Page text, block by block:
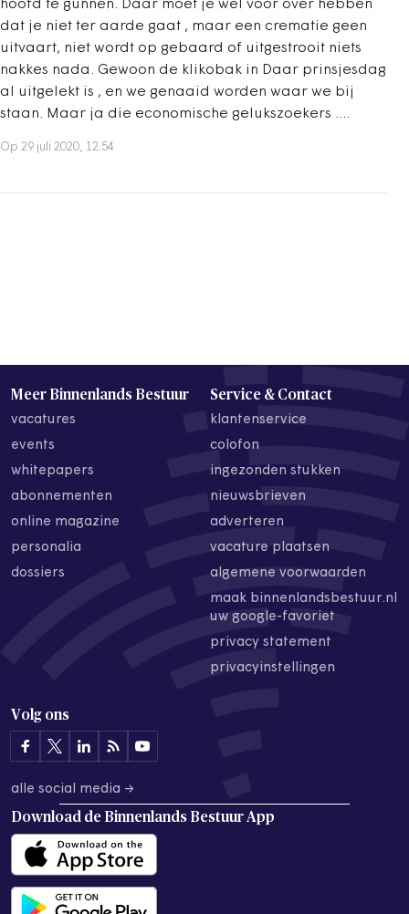
hoofd te gunnen. Daar moet je wel voor over hebben
dat je niet ter aarde gaat , maar een crematie geen
uitvaart, niet wordt op gebaard of uitgestrooit niets
nakkes nada. Gewoon de klikobak in Daar prinsjesdag
al uitgelekt is , en we genaaid worden waar we bij
staan. Maar ja die economische gelukszoekers ....
Op 29 juli 2020, 12:54
Meer Binnenlands Bestuur
vacatures
events
whitepapers
abonnementen
online magazine
personalia
dossiers
Service & Contact
klantenservice
colofon
ingezonden stukken
nieuwsbrieven
adverteren
vacature plaatsen
algemene voorwaarden
maak binnenlandsbestuur.nl
uw google-favoriet
privacy statement
privacyinstellingen
Volg ons
alle social media →
Download de Binnenlands Bestuur App